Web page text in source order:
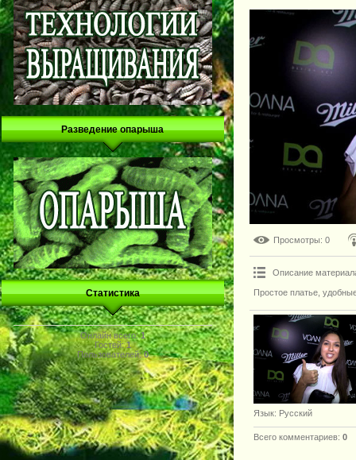
Разведение опарыша
Статистика
Онлайн всего:1
Гостей:1
Пользователей:0
Просмотры: 0
Описание
Простое платье,
Язык: Русский
Всего комментариев: 0